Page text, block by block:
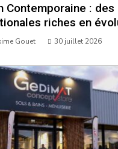
Contemporaine : des
riches en
Gouet 30 juillet 2026